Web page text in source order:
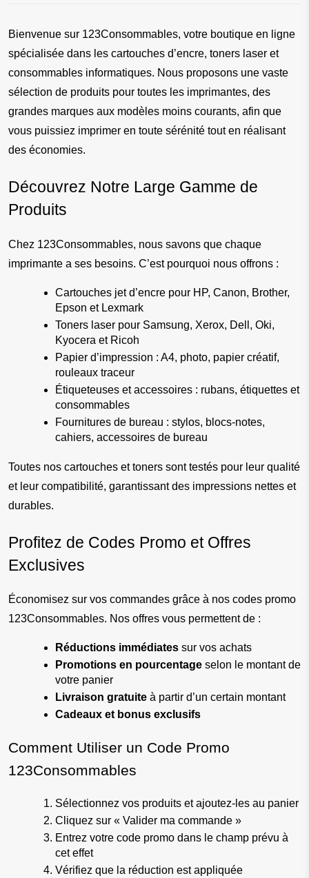
Bienvenue sur 123Consommables, votre boutique en ligne
spécialisée dans les cartouches d’encre, toners laser et
consommables informatiques. Nous proposons une vaste
sélection de produits pour toutes les imprimantes, des
grandes marques aux modèles moins courants, afin que
vous puissiez imprimer en toute sérénité tout en réalisant
des économies.
Découvrez Notre Large Gamme de
Produits
Chez 123Consommables, nous savons que chaque
imprimante a ses besoins. C’est pourquoi nous offrons :
Cartouches jet d’encre pour HP, Canon, Brother,
Epson et Lexmark
Toners laser pour Samsung, Xerox, Dell, Oki,
Kyocera et Ricoh
Papier d’impression : A4, photo, papier créatif,
rouleaux traceur
Étiqueteuses et accessoires : rubans, étiquettes et
consommables
Fournitures de bureau : stylos, blocs-notes,
cahiers, accessoires de bureau
Toutes nos cartouches et toners sont testés pour leur qualité
et leur compatibilité, garantissant des impressions nettes et
durables.
Profitez de Codes Promo et Offres
Exclusives
Économisez sur vos commandes grâce à nos codes promo
123Consommables. Nos offres vous permettent de :
Réductions immédiates sur vos achats
Promotions en pourcentage selon le montant de
votre panier
Livraison gratuite à partir d’un certain montant
Cadeaux et bonus exclusifs
Comment Utiliser un Code Promo
123Consommables
Sélectionnez vos produits et ajoutez-les au panier
Cliquez sur « Valider ma commande »
Entrez votre code promo dans le champ prévu à
cet effet
Vérifiez que la réduction est appliquée